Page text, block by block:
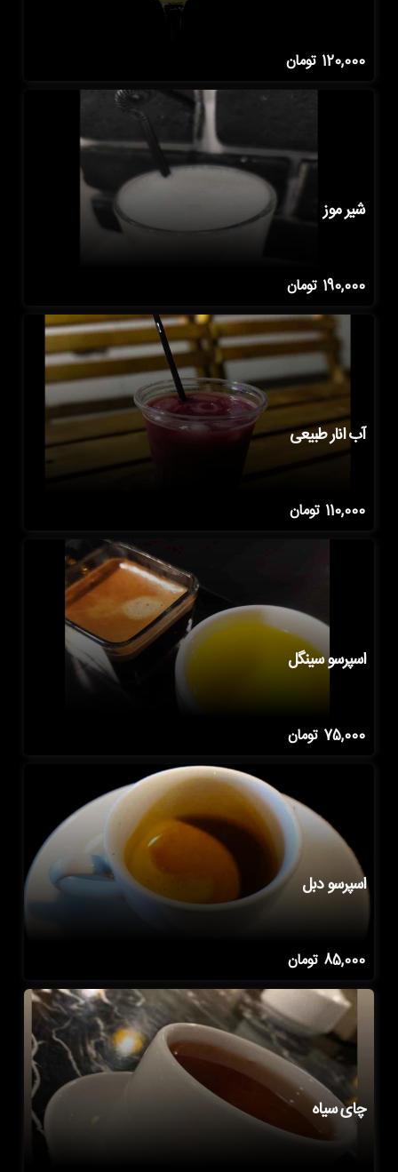
120,000 تومان
شیر موز
190,000 تومان
آب انار طبیعی
110,000 تومان
اسپرسو سینگل
75,000 تومان
اسپرسو دبل
85,000 تومان
چای سیاه